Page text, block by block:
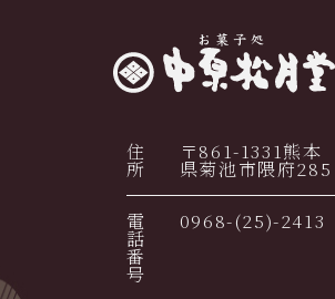
住
所
〒861-1331熊本
県菊池市隈府285
電
話
番
号
0968-(25)-2413